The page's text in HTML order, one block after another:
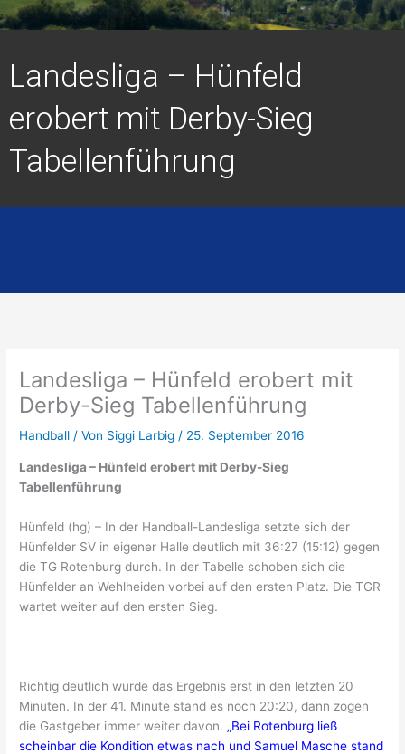
Landesliga – Hünfeld
erobert mit Derby-Sieg
Tabellenführung
Landesliga – Hünfeld erobert mit
Derby-Sieg Tabellenführung
Handball / Von Siggi Larbig/ 25. September 2016
Landesliga – Hünfeld erobert mit Derby-Sieg
Tabellenführung
Hünfeld (hg) – In der Handball-Landesliga setzte sich der
Hünfelder SV in eigener Halle deutlich mit 36:27 (15:12) gegen
die TG Rotenburg durch. In der Tabelle schoben sich die
Hünfelder an Wehlheiden vorbei auf den ersten Platz. Die TGR
wartet weiter auf den ersten Sieg.
Richtig deutlich wurde das Ergebnis erst in den letzten 20
Minuten. In der 41. Minute stand es noch 20:20, dann zogen
die Gastgeber immer weiter davon. „Bei Rotenburg ließ
scheinbar die Kondition etwas nach und Samuel Masche stand